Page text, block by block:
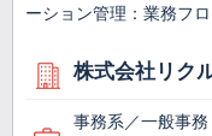
ーション管理：業務フ
株式会社リク
事務系／一般事